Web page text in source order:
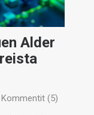
Alder
Kommentit (5)